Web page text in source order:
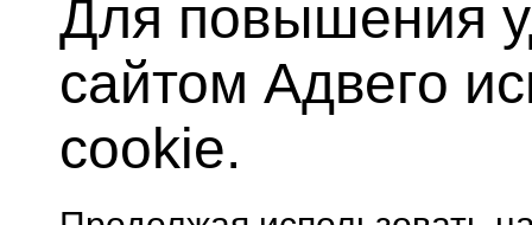
Для повышения
сайтом Адвего
cookie.